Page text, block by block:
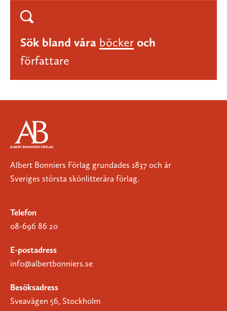
Sök bland våra böcker och
författare
Albert Bonniers Förlag grundades 1837 och är
Sveriges största skönlitterära förlag.
Telefon
08-696 86 20
E-postadress
info@albertbonniers.se
Besöksadress
Sveavägen 56, Stockholm